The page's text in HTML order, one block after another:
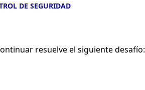
DE SEGURIDAD
resuelve el siguiente desafío: